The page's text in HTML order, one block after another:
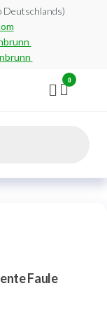
Deutschlands)
0
Faule